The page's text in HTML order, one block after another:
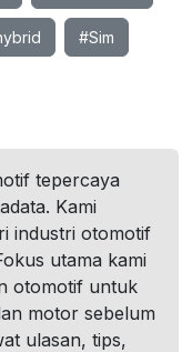
#Sim
tepercaya
Kami
industri otomotif
utama kami
otomotif untuk
motor sebelum
ulasan, tips,